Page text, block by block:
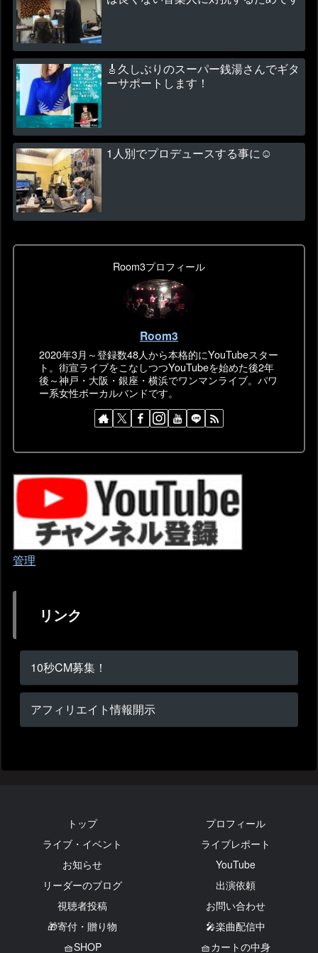
🎸久しぶりのスーパー銭湯さんでギタ
ーサポートします！
1人別でプロデュースする事に☺
Room3プロフィール
Room3
2020年3月～登録数48人から本格的にYouTubeスター
ト。街宣ライブをこなしつつYouTubeを始めた後2年
後～神戸・大阪・銀座・横浜でワンマンライブ。パワ
ー系女性ボーカルバンドです。
管理
リンク
10秒CM募集！
アフィリエイト情報開示
トップ
プロフィール
ライブ・イベント
ライブレポート
お知らせ
YouTube
リーダーのブログ
出演依頼
視聴者投稿
お問い合わせ
🎁寄付・贈り物
🎤楽曲配信中
🧺SHOP
🧺カートの中身